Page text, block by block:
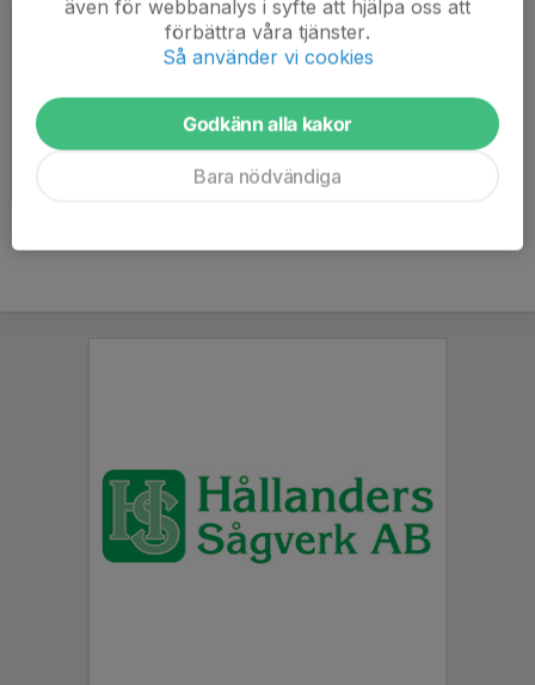
Spola is 2016
även för webbanalys i syfte att hjälpa oss att
förbättra våra tjänster.
Så använder vi cookies
Godkänn alla kakor
Bara nödvändiga